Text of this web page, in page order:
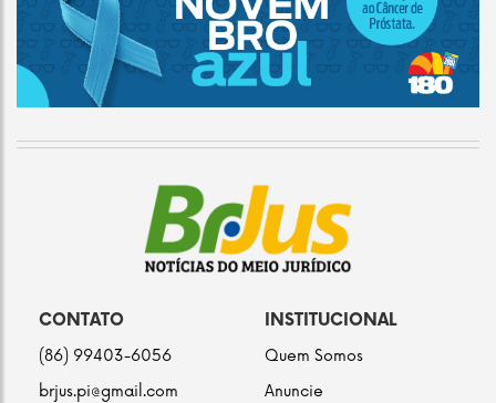
CONTATO
(86) 99403-6056
brjus.pi@gmail.com
INSTITUCIONAL
Quem Somos
Anuncie